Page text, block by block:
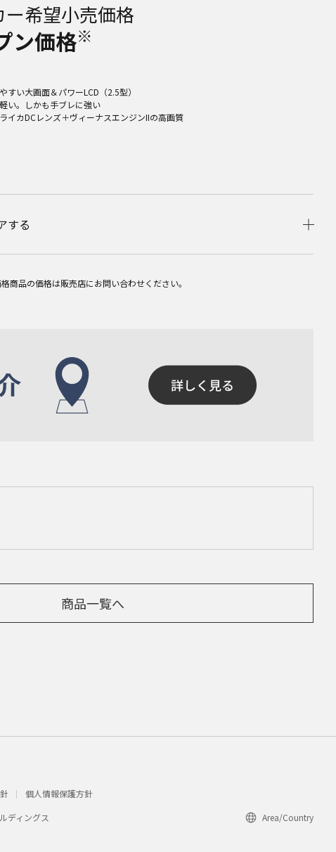
ー希望小売価格
ン価格※
すい大画面＆パワーLCD（2.5型）
い。しかも手ブレに強い
イカDCレンズ＋ヴィーナスエンジンIIの高画質
する
商品の価格は販売店にお問い合わせください。
商品一覧へ
個人情報保護方針
ディングス Area/Country